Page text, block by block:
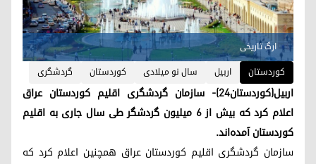
ارگ تاریخی
کوردستان
اربیل سال نو میلادی کوردستان گردشگری
اربیل(کوردستان۲۴)- سازمان گردشگری اقلیم کوردستان عراق
اعلام کرد که بیش از ۶ میلیون گردشگر طی سال جاری به اقلیم
کوردستان آمده‌اند.
سازمان گردشگری اقلیم کوردستان عراق همچنین اعلام کرد که